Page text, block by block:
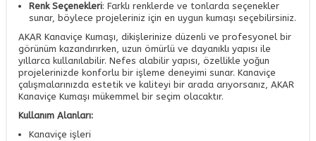
Renk Seçenekleri: Farklı renklerde ve tonlarda seçenekler
sunar, böylece projeleriniz için en uygun kumaşı seçebilirsiniz.
AKAR Kanaviçe Kumaşı, dikişlerinize düzenli ve profesyonel bir
görünüm kazandırırken, uzun ömürlü ve dayanıklı yapısı ile
yıllarca kullanılabilir. Nefes alabilir yapısı, özellikle yoğun
projelerinizde konforlu bir işleme deneyimi sunar. Kanaviçe
çalışmalarınızda estetik ve kaliteyi bir arada arıyorsanız, AKAR
Kanaviçe Kumaşı mükemmel bir seçim olacaktır.
Kullanım Alanları:
Kanaviçe işleri